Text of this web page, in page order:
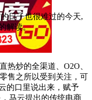
日子也很难过的今天,
解读。
热炒的全渠道、O2O、
售之所以受到关注，可
的口里说出来，赋予
马云提出的传统电商